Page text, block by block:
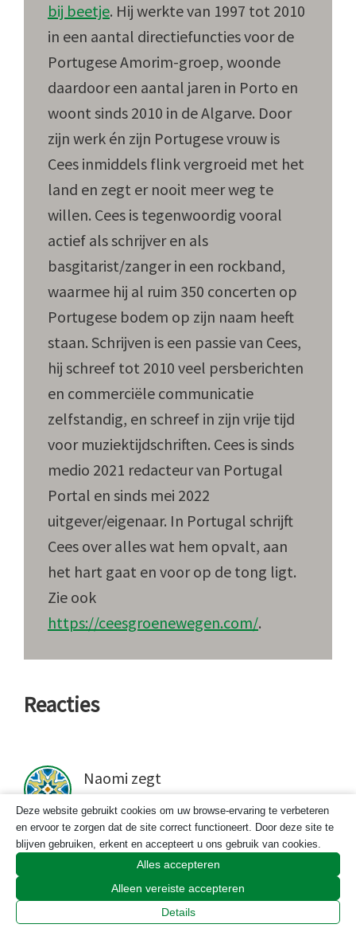
bij beetje. Hij werkte van 1997 tot 2010
in een aantal directiefuncties voor de
Portugese Amorim-groep, woonde
daardoor een aantal jaren in Porto en
woont sinds 2010 in de Algarve. Door
zijn werk én zijn Portugese vrouw is
Cees inmiddels flink vergroeid met het
land en zegt er nooit meer weg te
willen. Cees is tegenwoordig vooral
actief als schrijver en als
basgitarist/zanger in een rockband,
waarmee hij al ruim 350 concerten op
Portugese bodem op zijn naam heeft
staan. Schrijven is een passie van Cees,
hij schreef tot 2010 veel persberichten
en commerciële communicatie
zelfstandig, en schreef in zijn vrije tijd
voor muziektijdschriften. Cees is sinds
medio 2021 redacteur van Portugal
Portal en sinds mei 2022
uitgever/eigenaar. In Portugal schrijft
Cees over alles wat hem opvalt, aan
het hart gaat en voor op de tong ligt.
Zie ook
https://ceesgroenewegen.com/.
Lees
Reacties
Naomi zegt
2 oktober 2018 om 21:08
Leuk, positief stuk. Bedankt.
Beantwoorden
Deze website gebruikt cookies om uw browse-ervaring te verbeteren
en ervoor te zorgen dat de site correct functioneert. Door deze site te
blijven gebruiken, erkent en accepteert u ons gebruik van cookies.
Alles accepteren
Alleen vereiste accepteren
Details